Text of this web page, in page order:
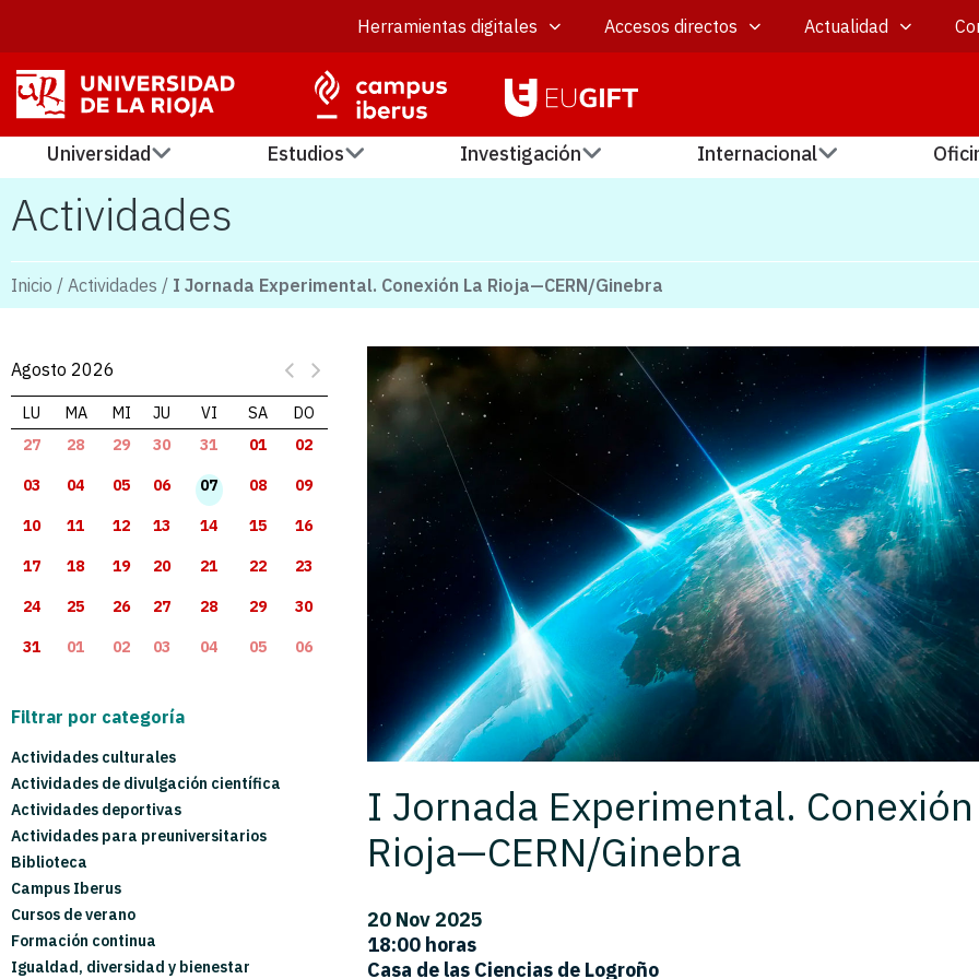
Herramientas digitales Accesos directos Actualidad
Universidad Estudios Investigación Internacional
Actividades
Inicio / Actividades / I Jornada Experimental. Conexión La Rioja—CERN/Ginebra
Agosto 2026
LU MA MI JU VI SA DO
27 28 29 30 31 01 02
03 04 05 06 07 08 09
10 11 12 13 14 15 16
17 18 19 20 21 22 23
24 25 26 27 28 29 30
31 01 02 03 04 05 06
Filtrar por categoría
Actividades culturales
Actividades de divulgación científica
Actividades deportivas
Actividades para preuniversitarios
Biblioteca
Campus Iberus
Cursos de verano
Formación continua
Igualdad, diversidad y bienestar
I Jornada Experimental.
Rioja—CERN/Ginebra
20 Nov 2025
18:00 horas
Casa de las Ciencias de Logroño